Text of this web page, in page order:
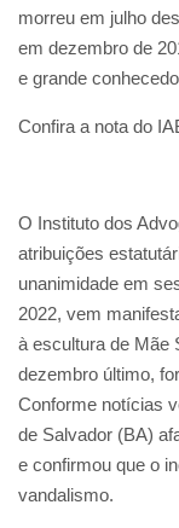
morreu em julho
em dezembro de
e grande
Confira a nota do
O Instituto dos
atribuições
unanimidade em
2022, vem
à escultura de Mãe
dezembro último,
Conforme notícias
de Salvador (BA)
e confirmou que o
vandalismo.